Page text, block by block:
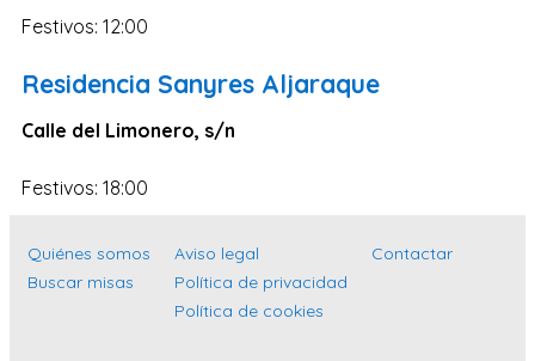
Córdoba
Pontevedra
Huesca
Badajoz
León
Festivos: 12:00
Residencia Sanyres Aljaraque
Calle del Limonero, s/n
Festivos: 18:00
Quiénes somos
Buscar misas
Aviso legal
Política de privacidad
Política de cookies
Contactar